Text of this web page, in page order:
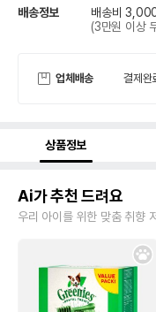
배송정보 배송비
(3만원 이상
업체배송 결제완
상품정보
Ai가 추천 드려요
우리 아이를 위한 맞춤 취향